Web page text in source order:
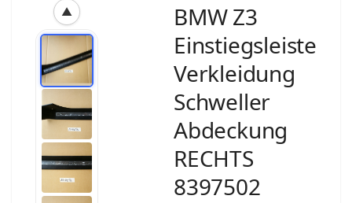
▲
BMW Z3
Einstiegsleiste
Verkleidung
Schweller
Abdeckung
RECHTS
8397502